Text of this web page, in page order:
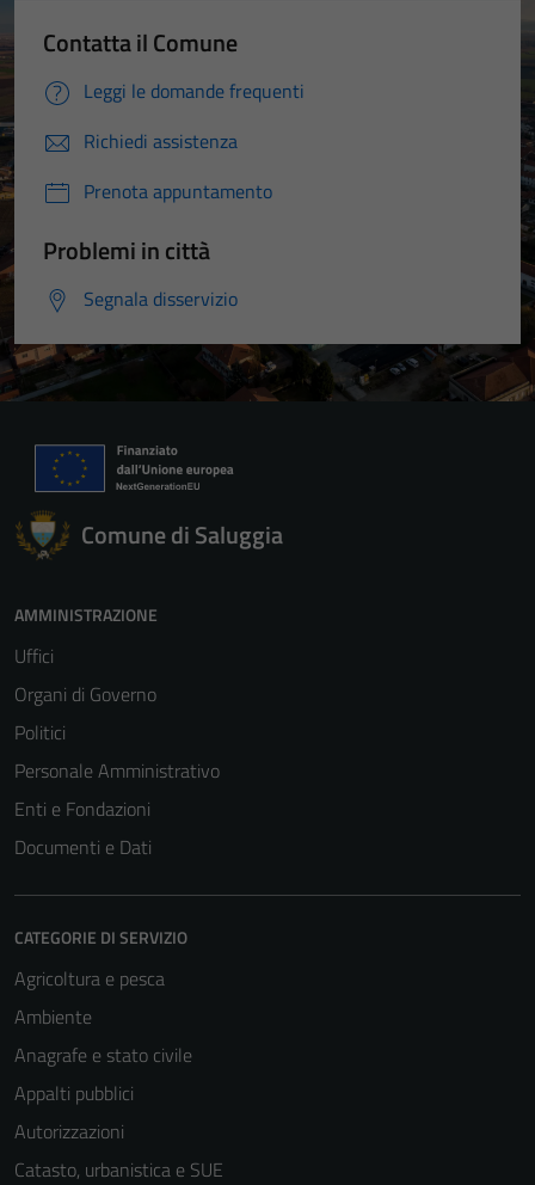
Contatta il Comune
Leggi le domande frequenti
Richiedi assistenza
Prenota appuntamento
Problemi in città
Segnala disservizio
Comune di Saluggia
AMMINISTRAZIONE
Uffici
Organi di Governo
Politici
Personale Amministrativo
Enti e Fondazioni
Documenti e Dati
CATEGORIE DI SERVIZIO
Agricoltura e pesca
Ambiente
Anagrafe e stato civile
Appalti pubblici
Autorizzazioni
Catasto, urbanistica e SUE